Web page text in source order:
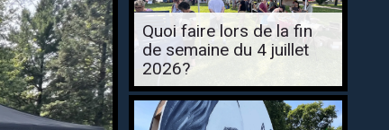
Quoi faire lors de la fin
de semaine du 4 juillet
2026?